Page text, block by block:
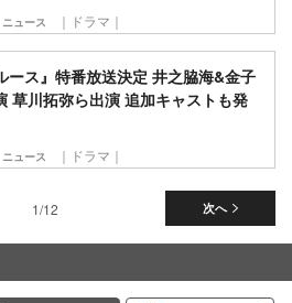
ニュース ｜ドラマ｜
ース』特番放送決定 井之脇海&金子
草川拓弥ら出演 追加キャストも発
ニュース ｜ドラマ｜
次へ
1/12